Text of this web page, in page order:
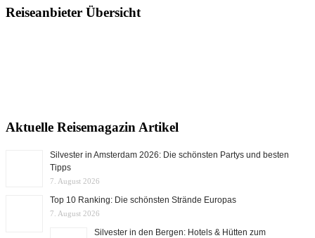
Reiseanbieter Übersicht
Aktuelle Reisemagazin Artikel
Silvester in Amsterdam 2026: Die schönsten Partys und besten
Tipps
7. August 2026
Top 10 Ranking: Die schönsten Strände Europas
7. August 2026
Silvester in den Bergen: Hotels & Hütten zum